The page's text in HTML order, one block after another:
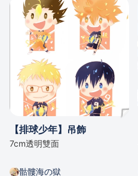
【排球少年】吊飾
7cm透明雙面
骷髏海の獄